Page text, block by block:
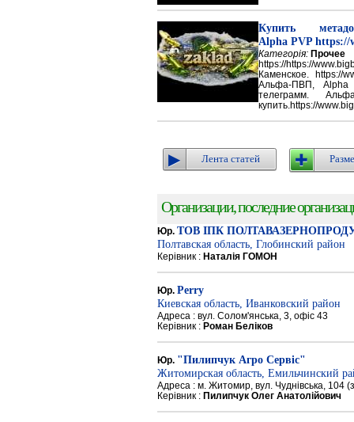
Купить
Alpha PVP https://
Категорія: Прочее
https://https://
Каменское. https://
Альфа-ПВП, Alpha
телеграмм.
купить.https://
Лента статей
Организации, последние
Юр. ТОВ ІПК
Полтавская область, Глобинский район
Керівник : Наталія ГОМОН
Юр. Perry
Киевская область, Иванковский район
Адреса : вул. Солом'янська, 3, офіс 43
Керівник : Роман Беліков
Юр. "Пилипчук Агро Сервіс"
Житомирская область, Емильчинский
Адреса : м. Житомир, вул. Чуднівська, 104
Керівник : Пилипчук Олег Анатолійович